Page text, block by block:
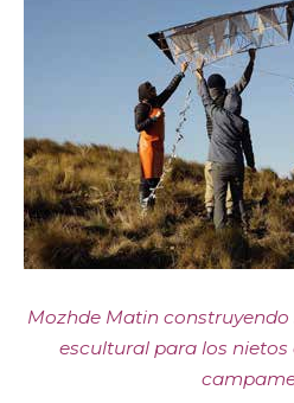
Mozhde Matin
escultural para los